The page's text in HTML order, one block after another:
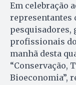
Em celebração
representantes
pesquisadores,
profissionais
manhã desta
“Conservação,
Bioeconomia”,